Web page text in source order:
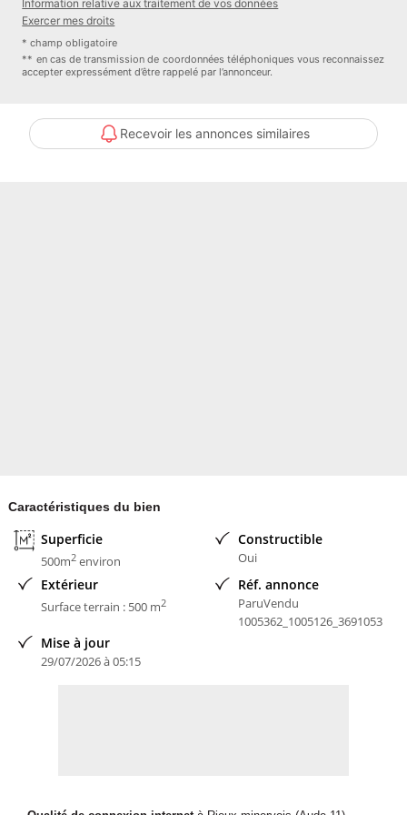
Bien En copropriété : non
Contacter l'annonceur
Information relative aux traitement de vos données
Exercer mes droits
* champ obligatoire
** en cas de transmission de coordonnées téléphoniques vous reconnaissez
accepter expressément d’être rappelé par l’annonceur.
Recevoir les annonces similaires
Caractéristiques du bien
Superficie
500m2environ
Constructible
Oui
Extérieur
Surface terrain : 500 m2
Réf. annonce
ParuVendu
1005362_1005126_3691053
Mise à jour
29/07/2026 à 05:15